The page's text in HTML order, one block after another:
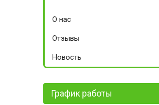
О нас
Отзывы
Новость
График работы